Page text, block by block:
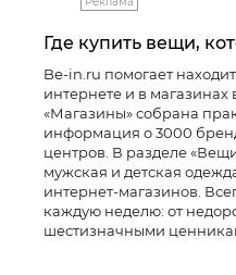
Где купить вещи,
Be-in.ru помогает
интернете и в магазинах
«Магазины» собрана
информация о 3000
центров. В разделе
мужская и детская
интернет-магазинов.
каждую неделю: от
шестизначными